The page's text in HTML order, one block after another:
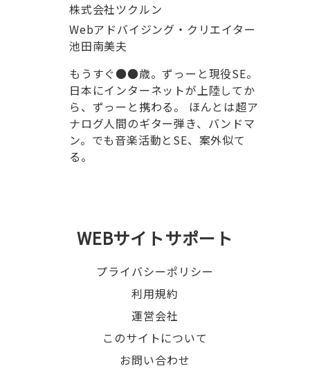
株式会社ツクルン
Webアドバイジング・クリエイター
池田南美夫
もうすぐ●●歳。ずっーと現役SE。
日本にインターネットが上陸してか
ら、ずっーと携わる。 ほんとは超ア
ナログ人間のギター弾き、バンドマ
ン。でも音楽活動とSE、案外似て
る。
WEBサイトサポート
プライバシーポリシー
利用規約
運営会社
このサイトについて
お問い合わせ